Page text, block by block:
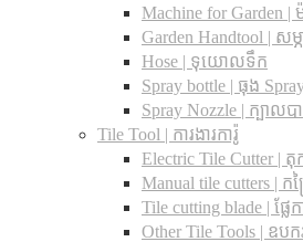
Machine for Garden
Garden Handtool | សម្
Hose | ទុយោលទឹក
Spray bottle | ធុង
Spray Nozzle | ក្បាល
Tile Tool | ការងារការ៉ូ
Electric Tile Cutter | តុ
Manual tile cutters | កន្ត្
Tile cutting blade | ផ្លែក
Other Tile Tools | ឧប